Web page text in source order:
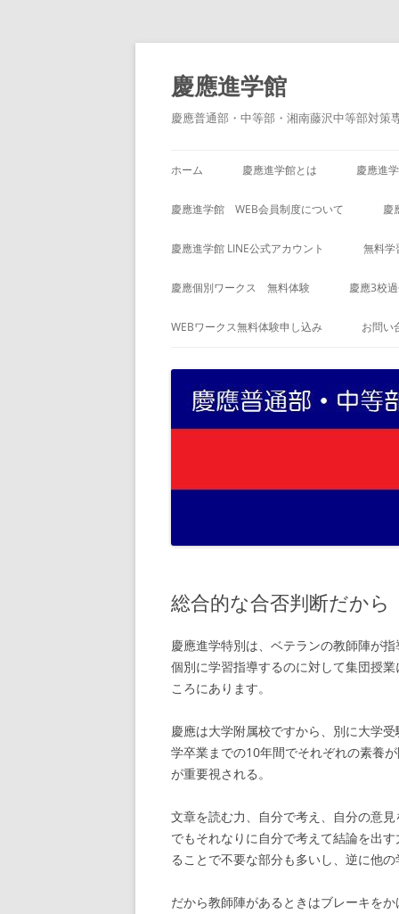
コ
テ
ン
ツ
へ
ス
慶應進学館
慶應普通部・中等部・湘南藤沢中等部対策
ホーム 慶應進学館とは 慶應進
慶應進学館 WEB会員制度について 慶
慶應進学館 LINE公式アカウント 無料学
慶應個別ワークス 無料体験 慶應3校
WEBワークス無料体験申し込み お問い
総合的な合否判断だから
慶應進学特別は、ベテランの教師陣が
個別に学習指導するのに対して集団授
ころにあります。
慶應は大学附属校ですから、別に大学
学卒業までの10年間でそれぞれの素養
が重要視される。
文章を読む力、自分で考え、自分の意
でもそれなりに自分で考えて結論を出
ることで不要な部分も多いし、逆に他
だから教師陣があるときはブレーキを